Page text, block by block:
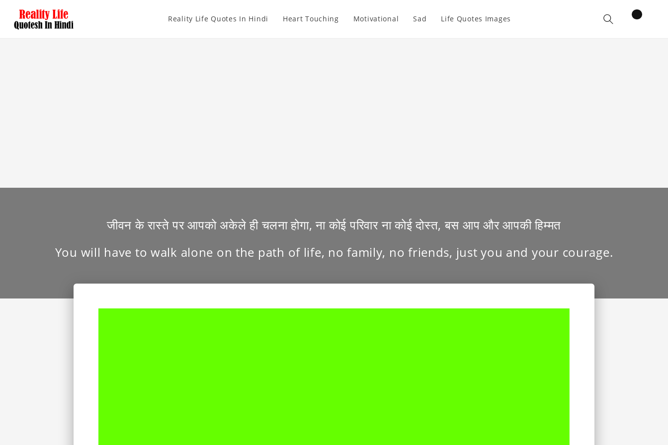
Reality Life Quotes In Hindi Heart Touching Motivational Sad Life Quotes Images Cart
items
जीवन के रास्ते पर आपको अकेले ही चलना होगा, ना कोई परिवार ना कोई दोस्त, बस आप और आपकी हिम्मत
You will have to walk alone on the path of life, no family, no friends, just you and your courage.